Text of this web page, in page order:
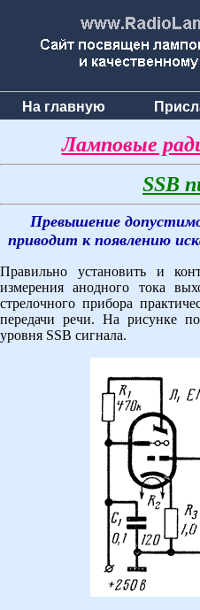
На главную
Ламповые
SSB
Превышение
приводит к появлению
Правильно установить и
измерения анодного тока
стрелочного прибора
передачи речи. На рисунке
уровня SSB сигнала.